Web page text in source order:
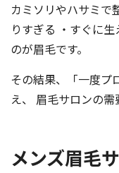
カミソリやハサミで
りすぎる ・すぐに
のが眉毛です。
その結果、「一度プ
え、 眉毛サロンの需
メンズ眉毛